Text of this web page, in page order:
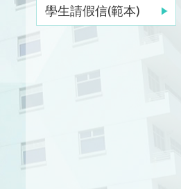
學生請假信(範本)